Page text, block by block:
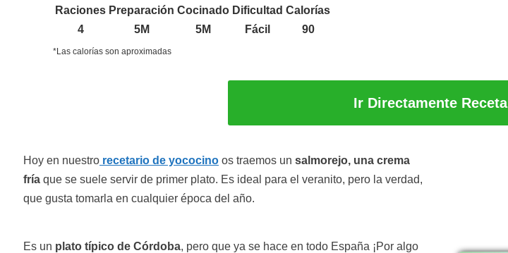
Raciones
4
Preparación
5M
Cocinado
5M
Dificultad
Fácil
Calorías
90
*Las calorías son aproximadas
Ir Directamente Receta
Hoy en nuestro recetario de yococino os traemos un salmorejo, una crema
fría que se suele servir de primer plato. Es ideal para el veranito, pero la verdad,
que gusta tomarla en cualquier época del año.
Es un plato típico de Córdoba, pero que ya se hace en todo España ¡Por algo